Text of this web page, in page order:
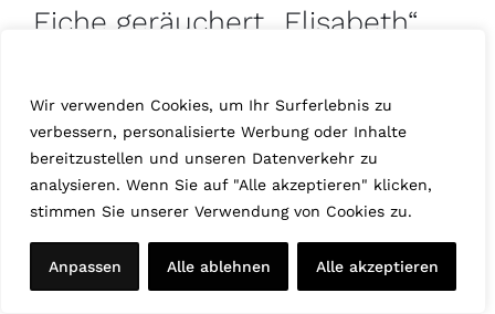
Wir verwenden Cookies, um Ihr Surferlebnis zu
verbessern, personalisierte Werbung oder Inhalte
bereitzustellen und unseren Datenverkehr zu
analysieren. Wenn Sie auf "Alle akzeptieren" klicken,
stimmen Sie unserer Verwendung von Cookies zu.
Anpassen Alle ablehnen Alle akzeptieren
Eiche geräuchert „Elisabeth“